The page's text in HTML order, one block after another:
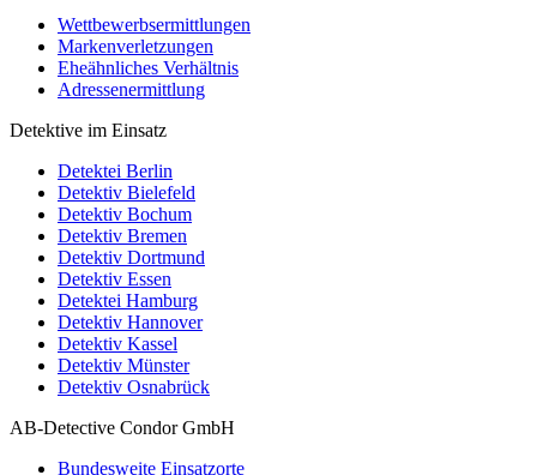
Wettbewerbsermittlungen
Markenverletzungen
Eheähnliches Verhältnis
Adressenermittlung
Detektive im Einsatz
Detektei Berlin
Detektiv Bielefeld
Detektiv Bochum
Detektiv Bremen
Detektiv Dortmund
Detektiv Essen
Detektei Hamburg
Detektiv Hannover
Detektiv Kassel
Detektiv Münster
Detektiv Osnabrück
AB-Detective Condor GmbH
Bundesweite Einsatzorte